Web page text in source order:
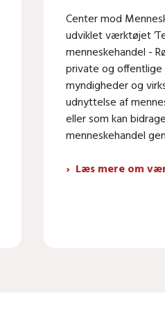
Center mod
udviklet værktøjet
menneskehandel -
private og
myndigheder og
udnyttelse af
eller som kan
menneskehandel
Læs mere om